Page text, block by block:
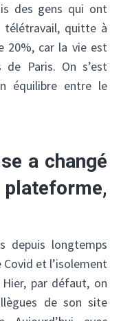
des gens qui ont
télétravail, quitte à
20%, car la vie est
Paris. On s’est
équilibre entre le
a changé
depuis longtemps
Covid et l’isolement
par défaut, on
de son site